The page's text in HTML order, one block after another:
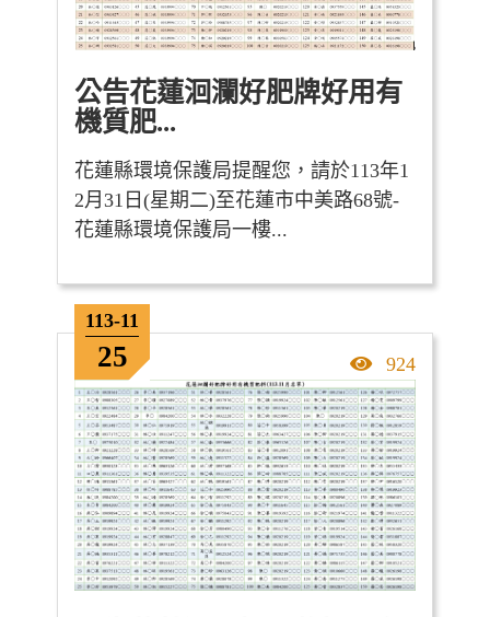
公告花蓮洄瀾好肥牌好用有
機質肥...
花蓮縣環境保護局提醒您，請於113年1
2月31日(星期二)至花蓮市中美路68號-
花蓮縣環境保護局一樓...
113-11
25 點擊率
924